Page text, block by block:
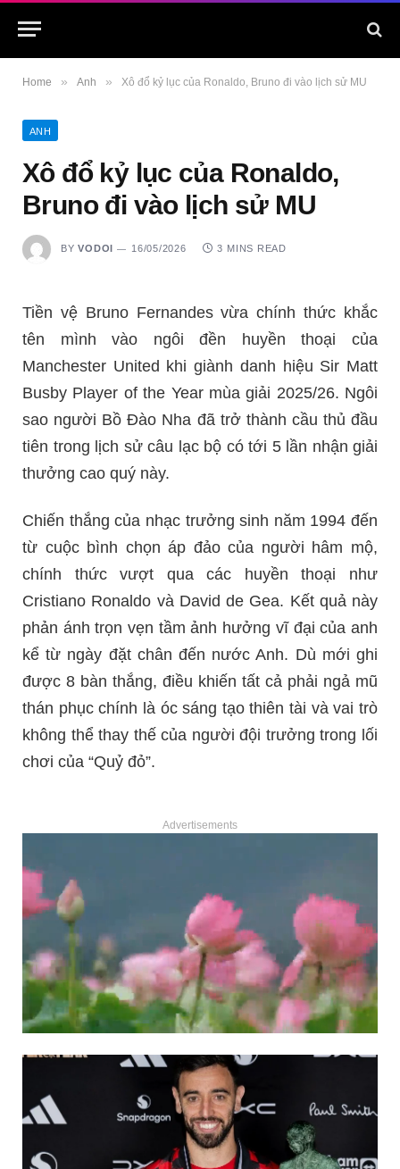
Home » Anh » Xô đổ kỷ lục của Ronaldo, Bruno đi vào lịch sử MU
ANH
Xô đổ kỷ lục của Ronaldo,
Bruno đi vào lịch sử MU
BY VODOI 16/05/2026 3 MINS READ
Tiền vệ Bruno Fernandes vừa chính thức khắc
tên mình vào ngôi đền huyền thoại của
Manchester United khi giành danh hiệu Sir Matt
Busby Player of the Year mùa giải 2025/26. Ngôi
sao người Bồ Đào Nha đã trở thành cầu thủ đầu
tiên trong lịch sử câu lạc bộ có tới 5 lần nhận giải
thưởng cao quý này.
Chiến thắng của nhạc trưởng sinh năm 1994 đến
từ cuộc bình chọn áp đảo của người hâm mộ,
chính thức vượt qua các huyền thoại như
Cristiano Ronaldo và David de Gea. Kết quả này
phản ánh trọn vẹn tầm ảnh hưởng vĩ đại của anh
kể từ ngày đặt chân đến nước Anh. Dù mới ghi
được 8 bàn thắng, điều khiến tất cả phải ngả mũ
thán phục chính là óc sáng tạo thiên tài và vai trò
không thể thay thế của người đội trưởng trong lối
chơi của “Quỷ đỏ”.
Advertisements